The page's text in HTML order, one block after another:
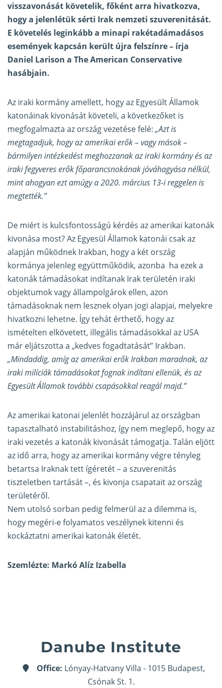
visszavonását követelik, főként arra hivatkozva,
hogy a jelenlétük sérti Irak nemzeti szuverenitását.
E követelés leginkább a minapi rakétadámadásos
események kapcsán került újra felszínre – írja
Daniel Larison a The American Conservative
hasábjain.
Az iraki kormány amellett, hogy az Egyesült Államok
katonáinak kivonását követeli, a következőket is
megfogalmazta az ország vezetése felé:„Azt is
megtagadjuk, hogy az amerikai erők – vagy mások –
bármilyen intézkedést meghozzanak az iraki kormány és az
iraki fegyveres erők főparancsnokának jóváhagyása nélkül,
mint ahogyan ezt amúgy a 2020. március 13-i reggelen is
megtették.”
De miért is kulcsfontosságú kérdés az amerikai katonák
kivonása most? Az Egyesül Államok katonái csak az
alapján működnek Irakban, hogy a két ország
kormánya jelenleg együttműködik, azonba ha ezek a
katonák támadásokat indítanak Irak területén iraki
objektumok vagy állampolgárok ellen, azon
támadásoknak nem lesznek olyan jogi alapjai, melyekre
hivatkozni lehetne. Így tehát érthető, hogy az
ismételten elkövetett, illegális támadásokkal az USA
már eljátszotta a „kedves fogadtatását” Irakban.
„Mindaddig, amíg az amerikai erők Irakban maradnak, az
iraki milíciák támadásokat fognak indítani ellenük, és az
Egyesült Államok további csapásokkal reagál majd.”
Az amerikai katonai jelenlét hozzájárul az országban
tapasztalható instabilitáshoz, így nem meglepő, hogy az
iraki vezetés a katonák kivonását támogatja. Talán eljött
az idő arra, hogy az amerikai kormány végre tényleg
betartsa Iraknak tett ígéretét – a szuverenitás
tiszteletben tartását –, és kivonja csapatait az ország
területéről.
Nem utolsó sorban pedig felmerül az a dilemma is,
hogy megéri-e folyamatos veszélynek kitenni és
kockáztatni amerikai katonák életét.
Szemlézte: Markó Alíz Izabella
Danube Institute
Office: Lónyay-Hatvany Villa - 1015 Budapest,
Csónak St. 1.